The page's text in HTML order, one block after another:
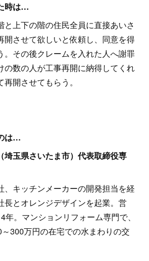
時は…
と上下の階の住民全員に直接あいさ
開させて欲しいと依頼し、同意を得
。その後クレームを入れた人へ謝罪
の数の人が工事再開に納得してくれ
開させてもらう。
は…
埼玉県さいたま市）代表取締役専
、キッチンメーカーの開発担当を経
長とオレンジデザインを起業。営
。マンションリフォーム専門で、
300万円の在宅での水まわりの交